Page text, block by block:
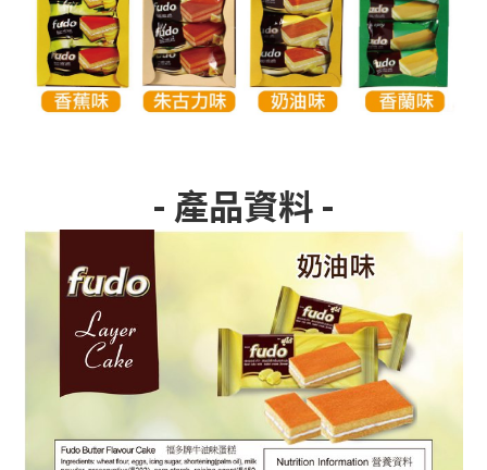
- 產品資料 -